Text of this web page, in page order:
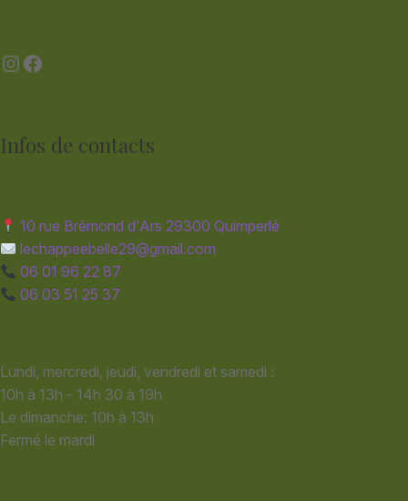
Instagram
Facebook
Infos de contacts
10 rue Brémond d'Ars 29300 Quimperlé
lechappeebelle29@gmail.com
06 01 96 22 87
06 03 51 25 37
Lundi, mercredi, jeudi, vendredi et samedi :
10h à 13h - 14h 30 à 19h
Le dimanche: 10h à 13h
Fermé le mardi